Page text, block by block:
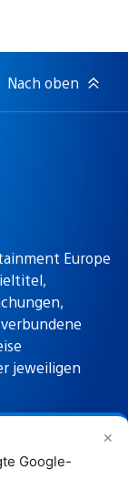
✕
Google-
Nach oben
Europe
jeweiligen